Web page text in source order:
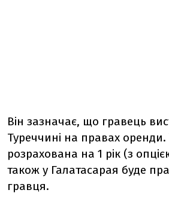
Він зазначає, що гравець
Туреччині на правах оренди.
розрахована на 1 рік (з
також у Галатасарая буде
гравця.